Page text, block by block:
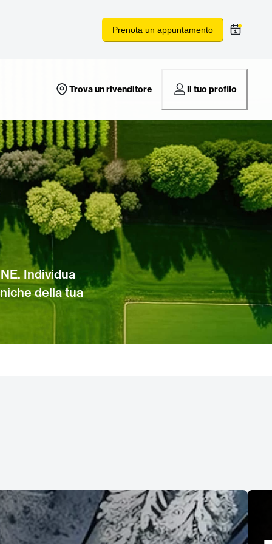
Prenota un appuntamento
Trova un rivenditore Il tuo profilo
Individua
della tua